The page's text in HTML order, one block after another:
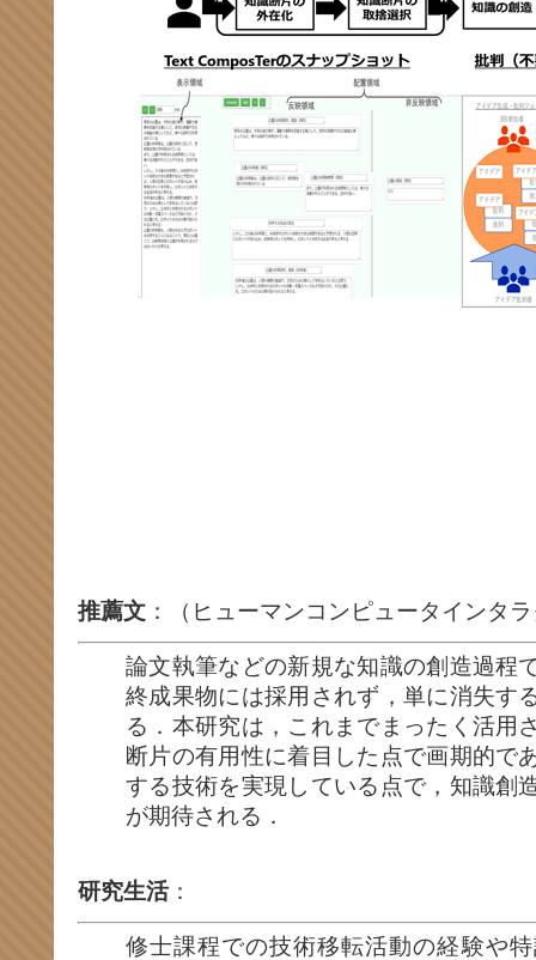
推薦文 ：（ヒューマンコンピュータインタ
論文執筆などの新規な知識の創造過程
終成果物には採用されず，単に消失す
る．本研究は，これまでまったく活用
断片の有用性に着目した点で画期的で
する技術を実現している点で，知識創
が期待される．
研究生活：
修士課程での技術移転活動の経験や